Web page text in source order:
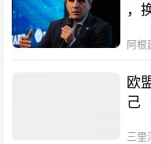
，
阿根
欧
己
三里